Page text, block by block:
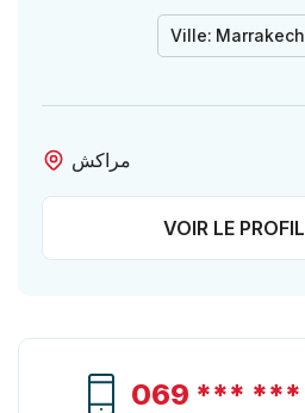
Ville:
مراكش
VOIR LE PROFIL
069 *** ***